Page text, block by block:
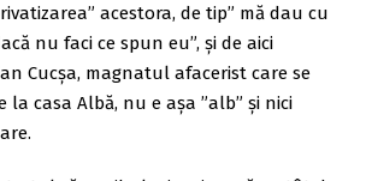
acestora, de tip” mă dau cu
nu faci ce spun eu”, și de aici
Cucșa, magnatul afacerist care se
la casa Albă, nu e așa ”alb” și nici